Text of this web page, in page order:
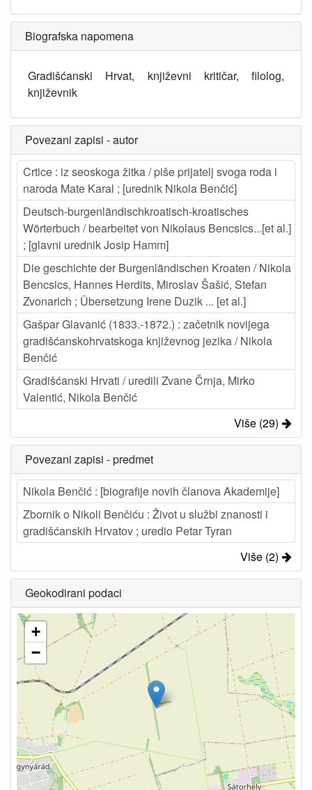
Biografska napomena
Gradišćanski Hrvat, književni kritičar, filolog,
književnik
Povezani zapisi - autor
Crtice : iz seoskoga žitka / piše prijatelj svoga roda i
naroda Mate Karal ; [urednik Nikola Benčić]
Deutsch-burgenländischkroatisch-kroatisches
Wörterbuch / bearbeitet von Nikolaus Bencsics...[et al.]
; [glavni urednik Josip Hamm]
Die geschichte der Burgenländischen Kroaten / Nikola
Bencsics, Hannes Herdits, Miroslav Šašić, Stefan
Zvonarich ; Übersetzung Irene Duzik ... [et al.]
Gašpar Glavanić (1833.-1872.) : začetnik novijega
gradišćanskohrvatskoga književnog jezika / Nikola
Benčić
Gradišćanski Hrvati / uredili Zvane Črnja, Mirko
Valentić, Nikola Benčić
Više (29)
Povezani zapisi - predmet
Nikola Benčić : [biografije novih članova Akademije]
Zbornik o Nikoli Benčiću : Život u službi znanosti i
gradišćanskih Hrvatov ; uredio Petar Tyran
Više (2)
Geokodirani podaci
+
−